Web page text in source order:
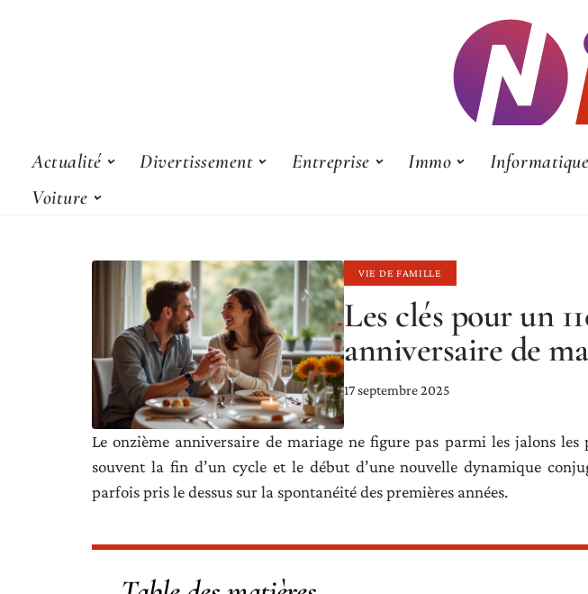
Actualité Divertissement Entreprise Immo Informatique
Voiture
VIE DE FAMILLE
Les clés pour un
anniversaire de
17 septembre 2025
Le onzième anniversaire de mariage ne figure pas parmi les jalons
souvent la fin d’un cycle et le début d’une nouvelle dynamique
parfois pris le dessus sur la spontanéité des premières années.